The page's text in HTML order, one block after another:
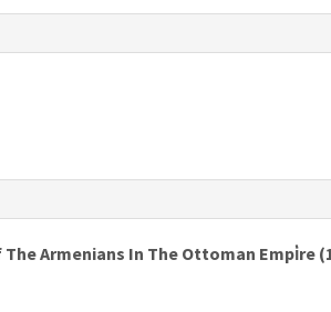
Armenians In The Ottoman Empi̇re